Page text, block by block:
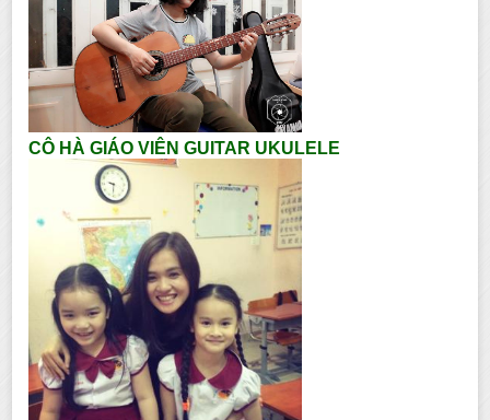
CÔ HÀ GIÁO VIÊN GUITAR UKULELE